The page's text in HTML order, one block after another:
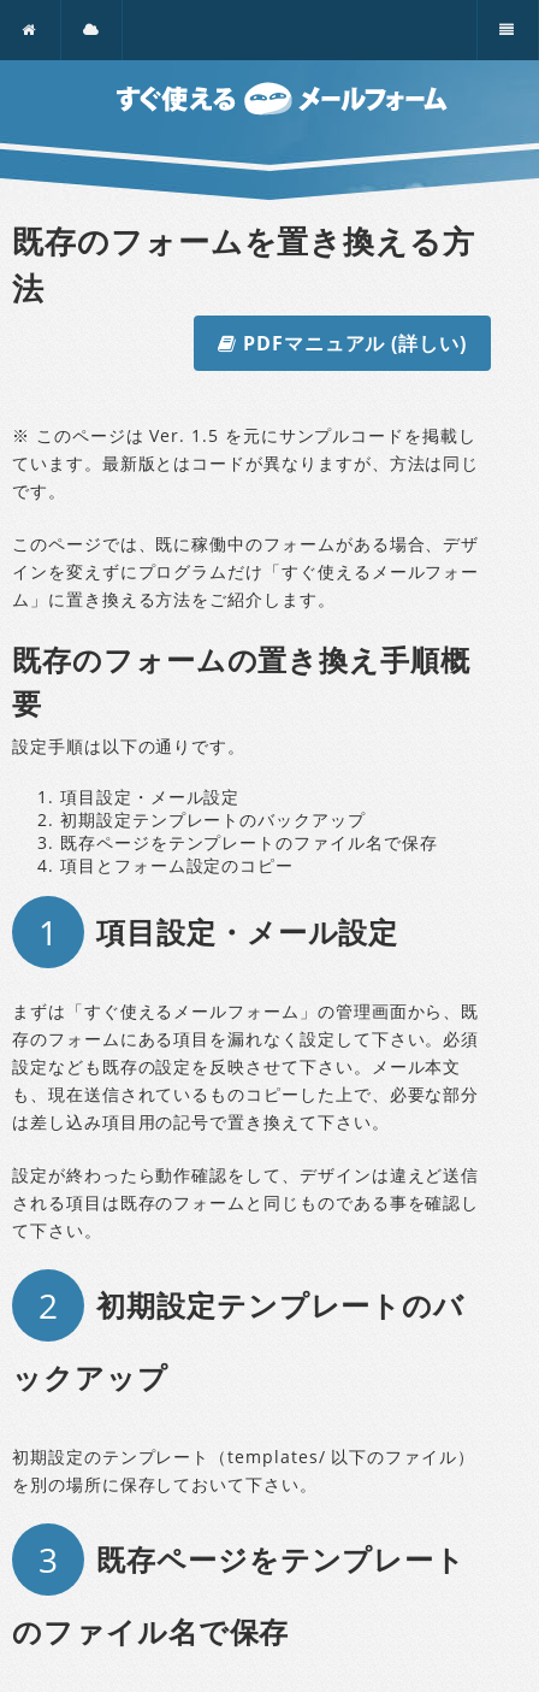
既存のフォームを置き換える方
法
PDFマニュアル (詳しい)
※ このページは Ver. 1.5 を元にサンプルコードを掲載し
ています。最新版とはコードが異なりますが、方法は同じ
です。
このページでは、既に稼働中のフォームがある場合、デザ
インを変えずにプログラムだけ「すぐ使えるメールフォー
ム」に置き換える方法をご紹介します。
既存のフォームの置き換え手順概
要
設定手順は以下の通りです。
項目設定・メール設定
初期設定テンプレートのバックアップ
既存ページをテンプレートのファイル名で保存
項目とフォーム設定のコピー
1 項目設定・メール設定
まずは「すぐ使えるメールフォーム」の管理画面から、既
存のフォームにある項目を漏れなく設定して下さい。必須
設定なども既存の設定を反映させて下さい。メール本文
も、現在送信されているものコピーした上で、必要な部分
は差し込み項目用の記号で置き換えて下さい。
設定が終わったら動作確認をして、デザインは違えど送信
される項目は既存のフォームと同じものである事を確認し
て下さい。
2
初期設定テンプレートのバ
ックアップ
初期設定のテンプレート（templates/ 以下のファイル）
を別の場所に保存しておいて下さい。
3
既存ページをテンプレート
のファイル名で保存